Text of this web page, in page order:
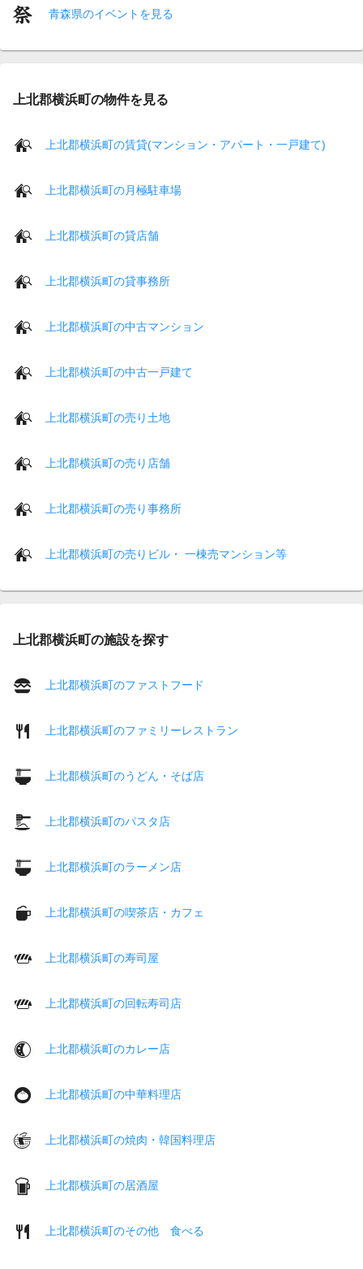
青森県のイベントを見る
上北郡横浜町の物件を見る
上北郡横浜町の賃貸(マンション・アパート・一戸建て)
上北郡横浜町の月極駐車場
上北郡横浜町の貸店舗
上北郡横浜町の貸事務所
上北郡横浜町の中古マンション
上北郡横浜町の中古一戸建て
上北郡横浜町の売り土地
上北郡横浜町の売り店舗
上北郡横浜町の売り事務所
上北郡横浜町の売りビル・ 一棟売マンション等
上北郡横浜町の施設を探す
上北郡横浜町のファストフード
上北郡横浜町のファミリーレストラン
上北郡横浜町のうどん・そば店
上北郡横浜町のパスタ店
上北郡横浜町のラーメン店
上北郡横浜町の喫茶店・カフェ
上北郡横浜町の寿司屋
上北郡横浜町の回転寿司店
上北郡横浜町のカレー店
上北郡横浜町の中華料理店
上北郡横浜町の焼肉・韓国料理店
上北郡横浜町の居酒屋
上北郡横浜町のその他 食べる